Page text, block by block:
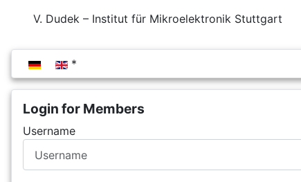
Select your language
Login for Members
Username
V. Dudek – Institut für Mikroelektronik Stuttgart